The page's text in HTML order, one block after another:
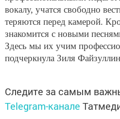
вокалу, учатся свободно
теряются перед камерой.
знакомится с новыми
Здесь мы их учим
подчеркнула Зиля
Следите за самым
Telegram-канале